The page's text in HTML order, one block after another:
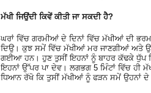
ਮੱਖੀ ਜਿਉਂਦੀ ਕਿਵੇਂ ਕੀਤੀ ਜਾ ਸਕਦੀ ਹੈ?
ਘਰਾਂ ਵਿੱਚ ਗਰਮੀਆਂ ਦੇ ਦਿਨਾਂ ਵਿੱਚ ਮੱਖੀਆਂ ਦੀ
ਦਿਉ। ਕੁਝ ਸਮੇਂ ਵਿੱਚ ਮੱਖੀਆਂ ਮਰ ਜਾਣਗੀਆਂ ਅਤੇ
ਗਈਆ ਹਨ। ਹੁਣ ਤੁਸੀਂ ਇਹਨਾਂ ਨੂੰ ਬਾਹਰ ਕੱਢਕੇ ਧੁੱਪ
ਇਹਨਾਂ ਉੱਪਰ ਪਾ ਦੇਵ। ਲਗਭਗ 5 ਮਿੰਟਾਂ ਵਿੱਚ
ਧਿਆਨ ਰੱਖੋ ਕਿ ਤੁਸੀਂ ਮੱਖੀਆਂ ਨੂੰ ਫੜਨ ਸਮੇਂ ਉਹਨਾਂ